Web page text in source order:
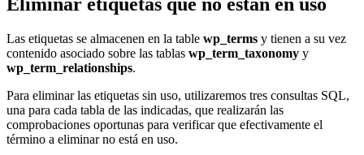
Eliminar etiquetas que no están en uso
Las etiquetas se almacenen en la table wp_terms y tienen a su vez
contenido asociado sobre las tablas wp_term_taxonomy y
wp_term_relationships.
Para eliminar las etiquetas sin uso, utilizaremos tres consultas SQL,
una para cada tabla de las indicadas, que realizarán las
comprobaciones oportunas para verificar que efectivamente el
término a eliminar no está en uso.